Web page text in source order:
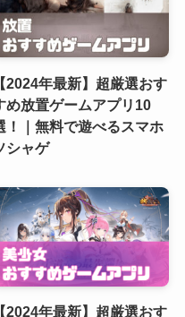
【2024年最新】超厳選おす
め放置ゲームアプリ10
！｜無料で遊べるスマホ
シャゲ
【2024年最新】超厳選おす